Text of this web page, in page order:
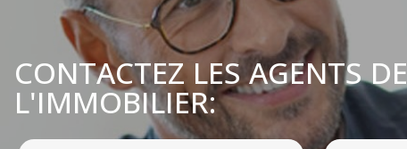
CONTACTEZ LES AGENTS DE
L'IMMOBILIER: